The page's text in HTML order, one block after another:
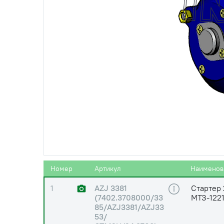
Номер Артикул
Штифт
1
AZJ 3381
(7402.3708000/33
85/AZJ3381/AZJ33
53/
Стартер
МТЗ-